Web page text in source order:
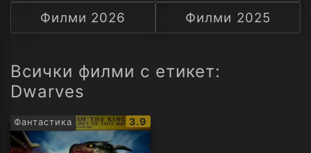
А
Филми 2026
Филми 2025
Всички филми с етикет:
Dwarves
Фантастика
IMDb
рейтинг:
3.9